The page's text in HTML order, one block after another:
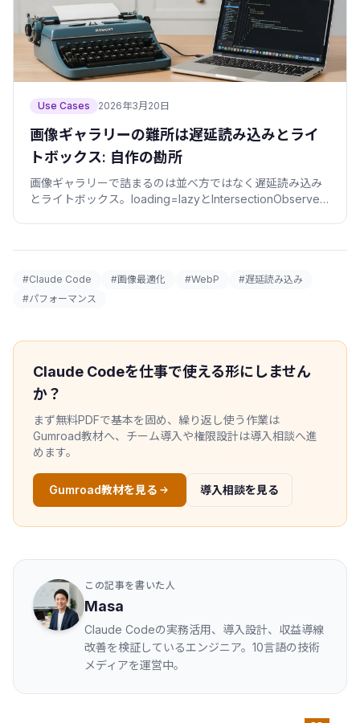
Use Cases 2026年3月20日
画像ギャラリーの難所は遅延読み込みとライ
トボックス: 自作の勘所
画像ギャラリーで詰まるのは並べ方ではなく遅延読み込み
とライトボックス。loading=lazyとIntersectionObserver
#Claude Code #画像最適化 #WebP
#遅延読み込み
#パフォーマンス
Claude Codeを仕事で使える形にしません
か？
まず無料PDFで基本を固め、繰り返し使う作業は
Gumroad教材へ、チーム導入や権限設計は導入相談へ進
めます。
Gumroad教材を見る 導入相談を見る
この記事を書いた人
Masa
Claude Codeの実務活用、導入設計、収益導線
改善を検証しているエンジニア。10言語の技術
メディアを運営中。